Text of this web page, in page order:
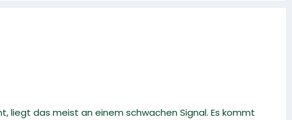
liegt das meist an einem schwachen Signal. Es kommt